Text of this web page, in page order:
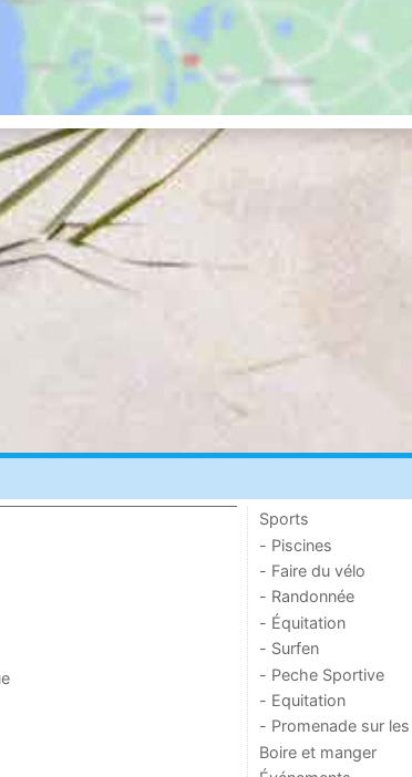
Sports
- Piscines
- Faire du vélo
- Randonnée
- Équitation
- Surfen
- Peche Sportive
- Equitation
- Promenade sur
Boire et manger